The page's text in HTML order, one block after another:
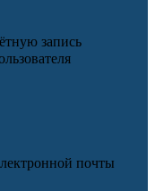
запись
почты